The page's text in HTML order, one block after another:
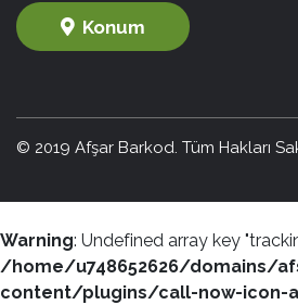
Konum
© 2019 Afşar Barkod. Tüm Hakları
Warning: Undefined array key
/home/u748652626/domains/
content/plugins/call-now-icon-